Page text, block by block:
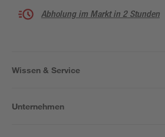
Abholung im Markt in 2 Stunden
Wissen & Service
Unternehmen